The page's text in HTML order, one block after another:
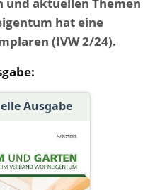
hat eine
(IVW 2/24).
Ausgabe